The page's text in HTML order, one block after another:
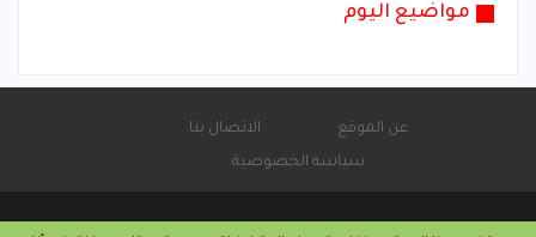
مواضيع اليوم
عن الموقع
الاتصال بنا
سياسة الخصوصية